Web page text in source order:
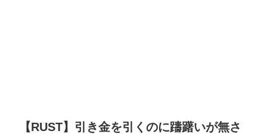
【RUST】引き金を引くのに躊躇いが無さ